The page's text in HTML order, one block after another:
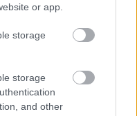
or app.
storage
storage
and other
legjelentősebb